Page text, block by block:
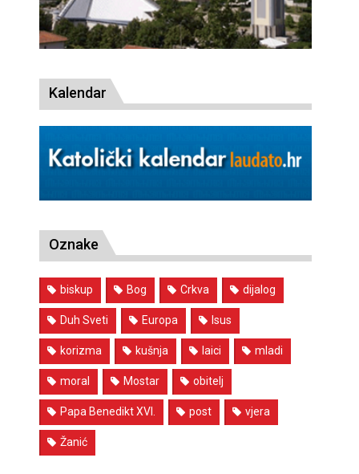
Kalendar
Oznake
biskup Bog Crkva dijalog
Duh Sveti Europa Isus
korizma kušnja laici mladi
moral Mostar obitelj
Papa Benedikt XVI. post vjera
Žanić